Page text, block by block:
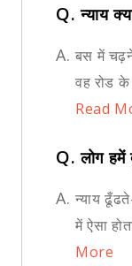
Q.न्याय
A. बस में
वह रोड
Read
Q.लोग हमें
A. न्याय
में ऐसा
More